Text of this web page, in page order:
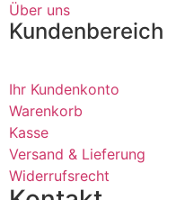
Über uns
Kundenbereich
Ihr Kundenkonto
Warenkorb
Kasse
Versand & Lieferung
Widerrufsrecht